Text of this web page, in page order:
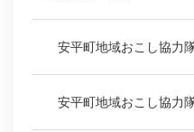
安平町地域おこし協力
安平町地域おこし協力